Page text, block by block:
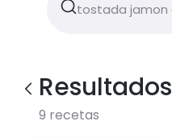
Resultados
9 recetas